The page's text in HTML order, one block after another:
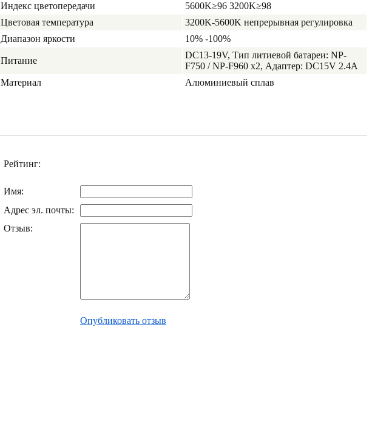
Индекс цветопередачи
5600K≥96 3200K≥98
Цветовая температура
3200K-5600K непрерывная регулировка
Диапазон яркости
10% -100%
Питание
DC13-19V, Тип литиевой батареи: NP-
F750 / NP-F960 x2, Адаптер: DC15V 2.4A
Материал
Алюминиевый сплав
Рейтинг:
Имя:
Адрес эл. почты:
Отзыв:
Опубликовать отзыв